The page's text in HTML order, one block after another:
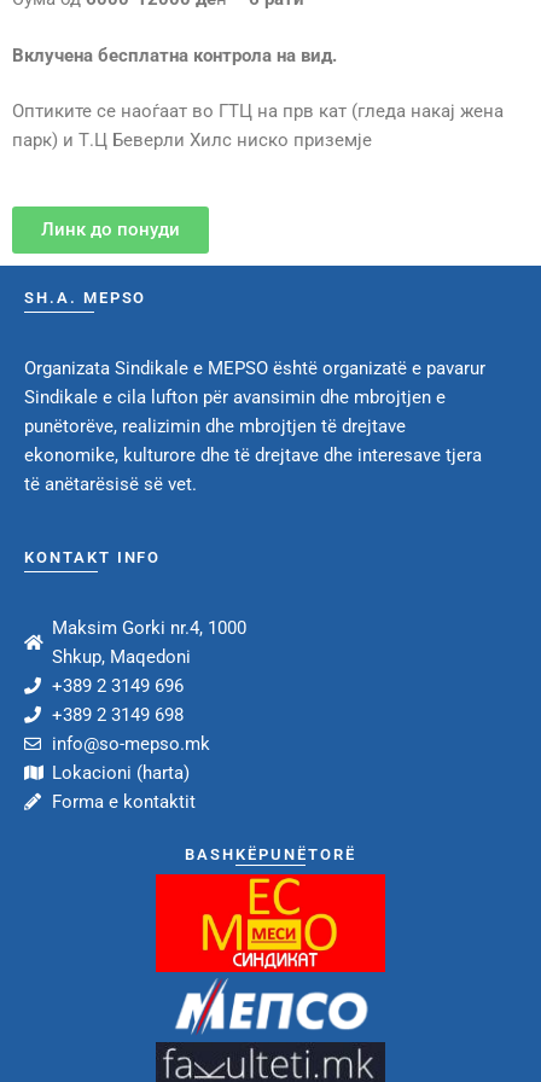
Вклучена бесплатна контрола на вид.
Оптиките се наоѓаат во ГТЦ на прв кат (гледа накај жена
парк) и Т.Ц Беверли Хилс ниско приземје
Линк до понуди
SH.A. MEPSO
Organizata Sindikale e MEPSO është organizatë e pavarur
Sindikale e cila lufton për avansimin dhe mbrojtjen e
punëtorëve, realizimin dhe mbrojtjen të drejtave
ekonomike, kulturore dhe të drejtave dhe interesave tjera
të anëtarësisë së vet.
KONTAKT INFO
Maksim Gorki nr.4, 1000
Shkup, Maqedoni
+389 2 3149 696
+389 2 3149 698
info@so-mepso.mk
Lokacioni (harta)
Forma e kontaktit
BASHKËPUNËTORË